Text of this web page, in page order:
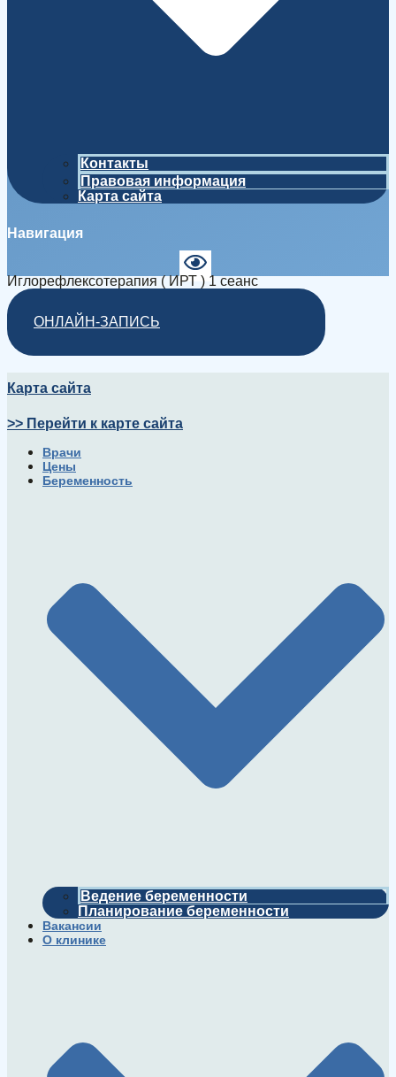
Контакты
Правовая информация
Карта сайта
Навигация
Иглорефлексотерапия ( ИРТ ) 1 сеанс
ОНЛАЙН-ЗАПИСЬ
Карта сайта
>> Перейти к карте сайта
Врачи
Цены
Беременность
Ведение беременности
Планирование беременности
Вакансии
О клинике